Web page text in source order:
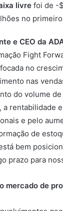
livre foi de -
no
e CEO da
Fight
no
nas
do volume
a rentabilidade
e pelo
de
bem
prazo para
mercado de